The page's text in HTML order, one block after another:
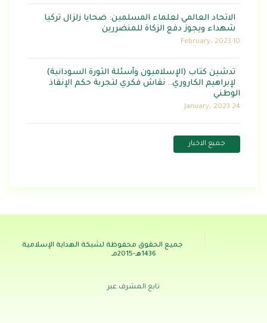
الاتحاد العالمي لعلماء المسلمين: ضحايا زلزال تركيا
شهداء ويجوز دفع الزكاة للمنضررين
10 February، 2023
تدشين كتاب (الإسلاميون وأسئلة الثورة السودانية)
لإبراهيم الكاروري.. نقاش فكري لتجربة حكم الإنقاذ
الوطني
24 January، 2023
جميع الاخبار
جميع الحقوق محفوظة لشبكة الهداية الإسلامية
1436هـ-2015مـ
تابع المشرف عبر